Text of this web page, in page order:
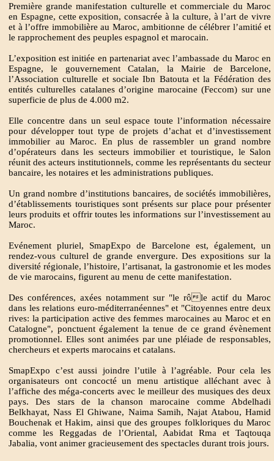
Première grande manifestation culturelle et commerciale du Maroc
en Espagne, cette exposition, consacrée à la culture, à l’art de vivre
et à l’offre immobilière au Maroc, ambitionne de célébrer l’amitié et
le rapprochement des peuples espagnol et marocain.
L’exposition est initiée en partenariat avec l’ambassade du Maroc en
Espagne, le gouvernement Catalan, la Mairie de Barcelone,
l’Association culturelle et sociale Ibn Batouta et la Fédération des
entités culturelles catalanes d’origine marocaine (Feccom) sur une
superficie de plus de 4.000 m2.
Elle concentre dans un seul espace toute l’information nécessaire
pour développer tout type de projets d’achat et d’investissement
immobilier au Maroc. En plus de rassembler un grand nombre
d’opérateurs dans les secteurs immobilier et touristique, le Salon
réunit des acteurs institutionnels, comme les représentants du secteur
bancaire, les notaires et les administrations publiques.
Un grand nombre d’institutions bancaires, de sociétés immobilières,
d’établissements touristiques sont présents sur place pour présenter
leurs produits et offrir toutes les informations sur l’investissement au
Maroc.
Evénement pluriel, SmapExpo de Barcelone est, également, un
rendez-vous culturel de grande envergure. Des expositions sur la
diversité régionale, l’histoire, l’artisanat, la gastronomie et les modes
de vie marocains, figurent au menu de cette manifestation.
Des conférences, axées notamment sur "le rôle actif du Maroc
dans les relations euro-méditerranéennes" et "Citoyennes entre deux
rives: la participation active des femmes marocaines au Maroc et en
Catalogne", ponctuent également la tenue de ce grand évènement
promotionnel. Elles sont animées par une pléiade de responsables,
chercheurs et experts marocains et catalans.
SmapExpo c’est aussi joindre l’utile à l’agréable. Pour cela les
organisateurs ont concocté un menu artistique alléchant avec à
l’affiche des méga-concerts avec le meilleur des musiques des deux
pays. Des stars de la chanson marocaine comme Abdelhadi
Belkhayat, Nass El Ghiwane, Naima Samih, Najat Atabou, Hamid
Bouchenak et Hakim, ainsi que des groupes folkloriques du Maroc
comme les Reggadas de l’Oriental, Aabidat Rma et Taqtouqa
Jabalia, vont animer gracieusement des spectacles durant trois jours.